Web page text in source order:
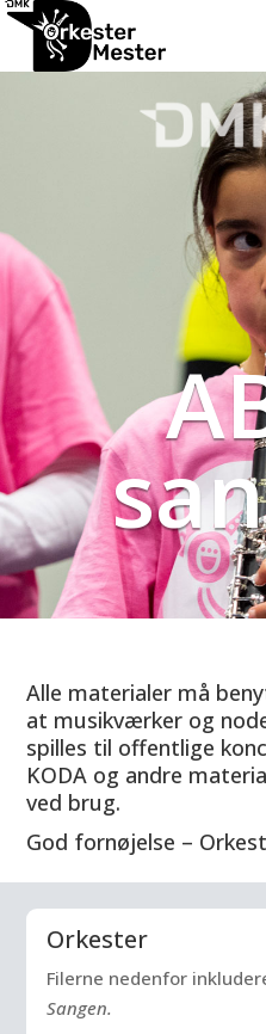
Alle materialer må
at musikværker og
spilles til offentlige
KODA og andre
ved brug.
God fornøjelse –
Orkester
Filerne nedenfor
Sangen.